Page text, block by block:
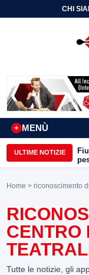
CHI
MENÙ
+
ULTIME NOTIZIE
Home > riconoscimento
CENTRO
Tutte le notizie, gli